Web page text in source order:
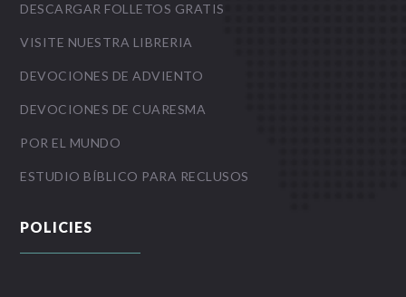
DESCARGAR FOLLETOS GRATIS
VISITE NUESTRA LIBRERIA
DEVOCIONES DE ADVIENTO
DEVOCIONES DE CUARESMA
POR EL MUNDO
ESTUDIO BÍBLICO PARA RECLUSOS
POLICIES